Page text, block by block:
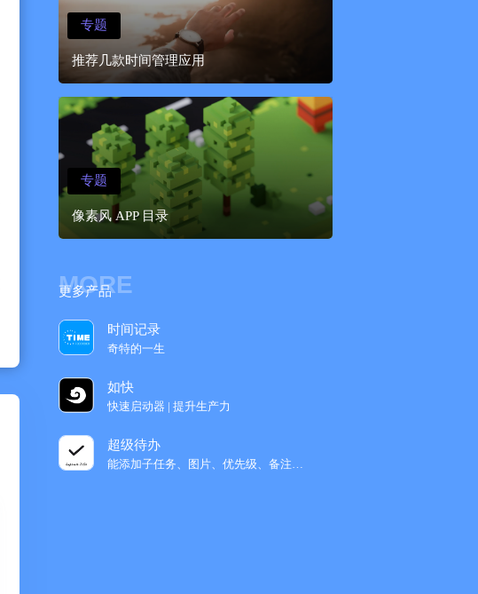
推荐几款时间管理应用
专题
像素风 APP 目录
专题
MORE
更多产品
时间记录
奇特的一生
如快
快速启动器 | 提升生产力
超级待办
能添加子任务、图片、优先级、备注的待办软‪件...